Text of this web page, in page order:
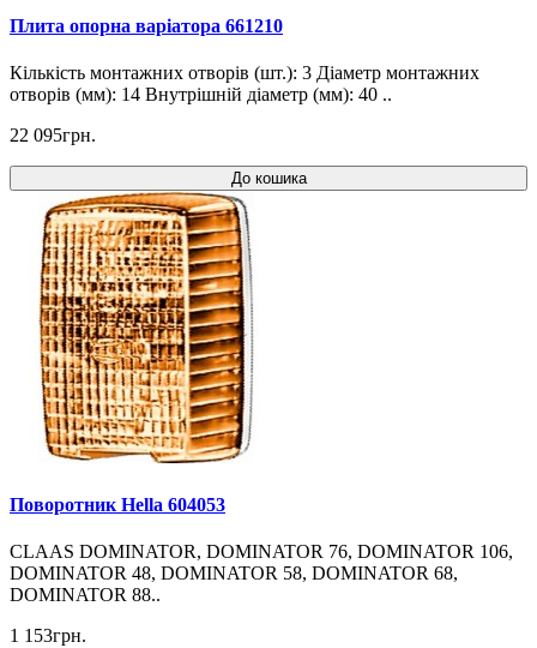
Плита опорна варіатора 661210
Кількість монтажних отворів (шт.): 3 Діаметр монтажних
отворів (мм): 14 Внутрішній діаметр (мм): 40 ..
22 095грн.
До кошика
Поворотник Hella 604053
CLAAS DOMINATOR, DOMINATOR 76, DOMINATOR 106,
DOMINATOR 48, DOMINATOR 58, DOMINATOR 68,
DOMINATOR 88..
1 153грн.